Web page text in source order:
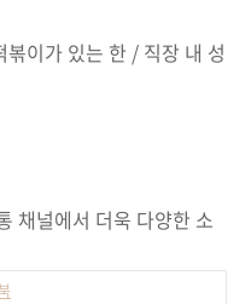
이가 있는 한 / 직장 내 성
채널에서 더욱 다양한 소